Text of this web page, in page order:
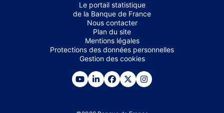
Le portail statistique
de la Banque de France
Nous contacter
Plan du site
Mentions légales
Protections des données personnelles
Gestion des cookies